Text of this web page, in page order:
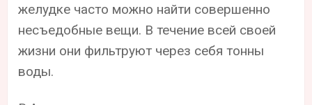
желудке часто можно найти совершенно
несъедобные вещи. В течение всей своей
жизни они фильтруют через себя тонны
воды.